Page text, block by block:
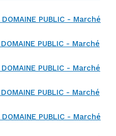
PUBLIC - Marché
PUBLIC - Marché
PUBLIC - Marché
PUBLIC - Marché
PUBLIC - Marché